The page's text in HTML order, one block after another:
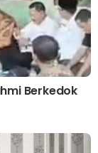
Berkedok